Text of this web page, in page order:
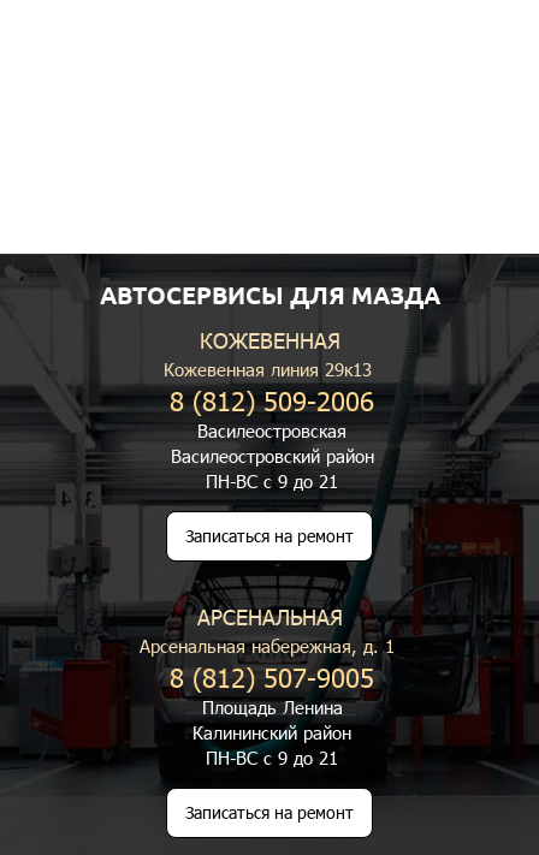
АВТОСЕРВИСЫ ДЛЯ МАЗДА
КОЖЕВЕННАЯ
Кожевенная линия 29к13
8 (812) 509-2006
Василеостровская
Василеостровский район
ПН-ВС с 9 до 21
Записаться на ремонт
АРСЕНАЛЬНАЯ
Арсенальная набережная, д. 1
8 (812) 507-9005
Площадь Ленина
Калининский район
ПН-ВС с 9 до 21
Записаться на ремонт